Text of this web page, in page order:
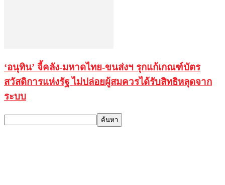
‘อนุทิน’ จี้คลัง-มหาดไทย-ขนส่งฯ รุกแก้เกณฑ์บัตร
สวัสดิการแห่งรัฐ ไม่ปล่อยผู้สมควรได้รับสิทธิหลุดจาก
ระบบ